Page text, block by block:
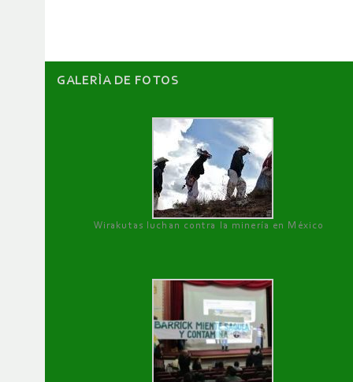
GALERÌA DE FOTOS
Wirakutas luchan contra la minería en México